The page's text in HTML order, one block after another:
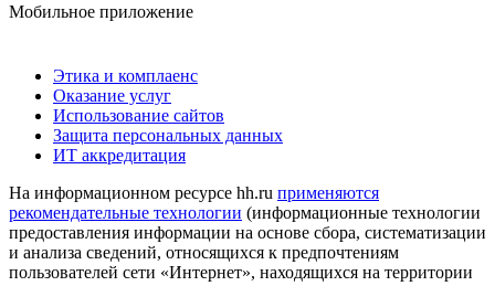
Мобильное приложение
Этика и комплаенс
Оказание услуг
Использование сайтов
Защита персональных данных
ИТ аккредитация
На информационном ресурсе hh.ru применяются
рекомендательные технологии (информационные технологии
предоставления информации на основе сбора, систематизации
и анализа сведений, относящихся к предпочтениям
пользователей сети «Интернет», находящихся на территории